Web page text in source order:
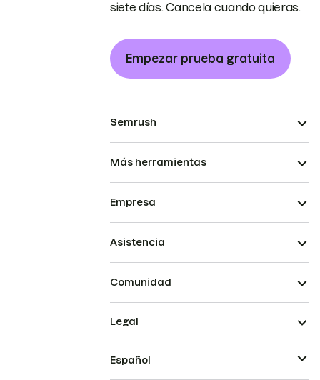
siete días. Cancela cuando quieras.
Empezar prueba gratuita
Semrush
Más herramientas
Empresa
Asistencia
Comunidad
Legal
Español